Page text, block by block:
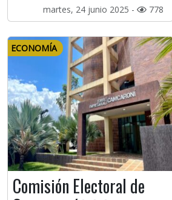
martes, 24 junio 2025 - 778
ECONOMÍA
Comisión Electoral de